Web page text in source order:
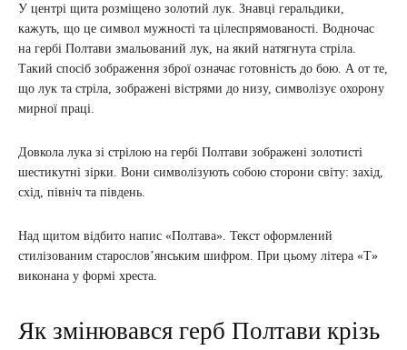
У центрі щита розміщено золотий лук. Знавці геральдики,
кажуть, що це символ мужності та цілеспрямованості. Водночас
на гербі Полтави змальований лук, на який натягнута стріла.
Такий спосіб зображення зброї означає готовність до бою. А от те,
що лук та стріла, зображені вістрями до низу, символізує охорону
мирної праці.
Довкола лука зі стрілою на гербі Полтави зображені золотисті
шестикутні зірки. Вони символізують собою сторони світу: захід,
схід, північ та південь.
Над щитом відбито напис «Полтава». Текст оформлений
стилізованим старослов’янським шифром. При цьому літера «Т»
виконана у формі хреста.
Як змінювався герб Полтави крізь